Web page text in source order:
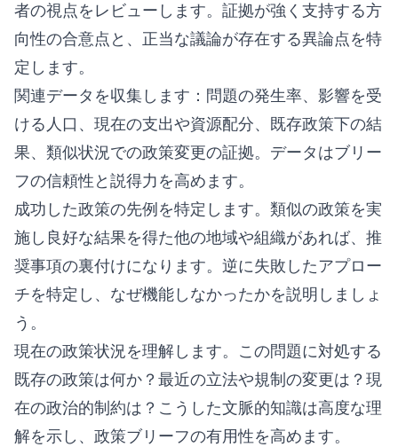
者の視点をレビューします。証拠が強く支持する方
向性の合意点と、正当な議論が存在する異論点を特
定します。
関連データを収集します：問題の発生率、影響を受
ける人口、現在の支出や資源配分、既存政策下の結
果、類似状況での政策変更の証拠。データはブリー
フの信頼性と説得力を高めます。
成功した政策の先例を特定します。類似の政策を実
施し良好な結果を得た他の地域や組織があれば、推
奨事項の裏付けになります。逆に失敗したアプロー
チを特定し、なぜ機能しなかったかを説明しましょ
う。
現在の政策状況を理解します。この問題に対処する
既存の政策は何か？最近の立法や規制の変更は？現
在の政治的制約は？こうした文脈的知識は高度な理
解を示し、政策ブリーフの有用性を高めます。